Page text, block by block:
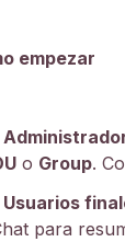
empezar
o Group.
Usuarios
para